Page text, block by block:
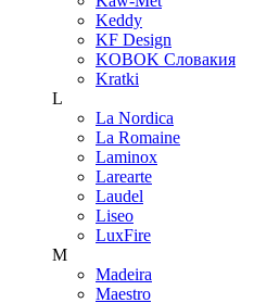
Keddy
KF Design
KOBOK Словакия
Kratki
L
La Nordica
La Romaine
Laminox
Larearte
Laudel
Liseo
LuxFire
M
Madeira
Maestro